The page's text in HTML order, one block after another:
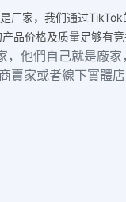
厂家，我们通过
品价格及质量足够有竞
他們自己就是廠
家或者線下實體